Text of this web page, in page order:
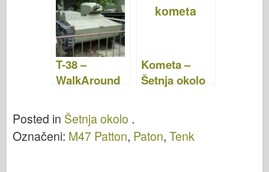
T-38 –
WalkAround
Kometa –
Šetnja okolo
Posted in Šetnja okolo .
Označeni: M47 Patton, Paton, Tenk